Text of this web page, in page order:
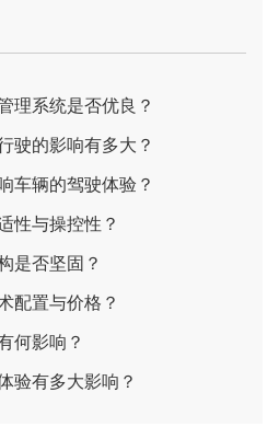
理系统是否优良？
驶的影响有多大？
车辆的驾驶体验？
性与操控性？
是否坚固？
配置与价格？
何影响？
验有多大影响？